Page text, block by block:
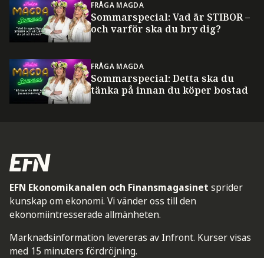
FRÅGA MAGDA
Sommarspecial: Vad är STIBOR –
och varför ska du bry dig?
FRÅGA MAGDA
Sommarspecial: Detta ska du
tänka på innan du köper bostad
EFN Ekonomikanalen och Finansmagasinet sprider
kunskap om ekonomi. Vi vänder oss till den
ekonomiintresserade allmänheten.
Marknadsinformation levereras av Infront. Kurser visas
med 15 minuters fördröjning.